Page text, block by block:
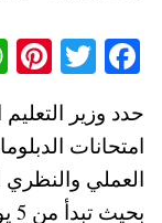
Fa
bo
ok
T
wi
tte
r
t
حدد وزير
العملي والنظري